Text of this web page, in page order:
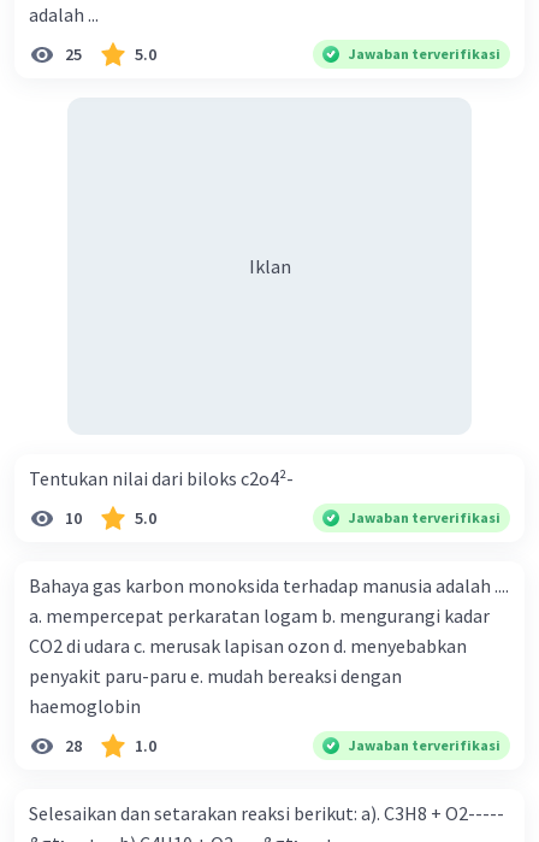
adalah ...
25 5.0 Jawaban terverifikasi
Iklan
Tentukan nilai dari biloks c2o4²-
10 5.0 Jawaban terverifikasi
Bahaya gas karbon monoksida terhadap manusia adalah ....
a. mempercepat perkaratan logam b. mengurangi kadar
CO2 di udara c. merusak lapisan ozon d. menyebabkan
penyakit paru-paru e. mudah bereaksi dengan
haemoglobin
28 1.0 Jawaban terverifikasi
Selesaikan dan setarakan reaksi berikut: a). C3H8 + O2-----